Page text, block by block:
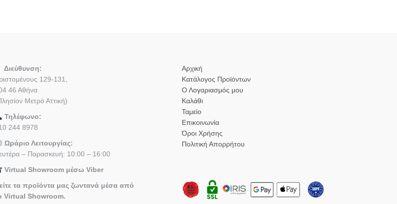
Διεύθυνση:
129-131,
46 Αθήνα
Μετρό Αττική)
Τηλέφωνο:
244 8978
Ωράριο Λειτουργίας:
– Παρασκευή: 10:00 – 16:00
Virtual Showroom μέσω Viber
τα προϊόντα μας ζωντανά μέσα από
Virtual Showroom.
Αρχική
Κατάλογος Προϊόντων
Ο Λογαριασμός μου
Καλάθι
Ταμείο
Επικοινωνία
Όροι Χρήσης
Πολιτική Απορρήτου